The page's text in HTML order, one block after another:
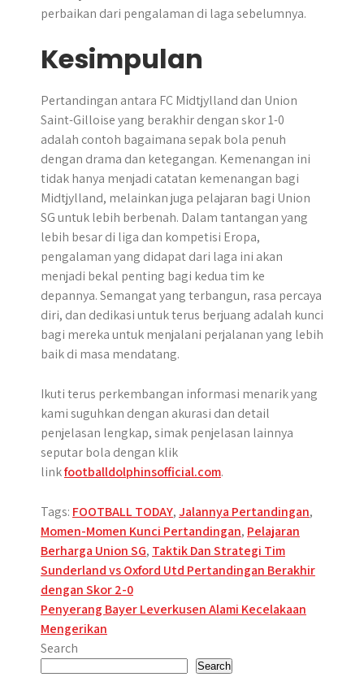
perbaikan dari pengalaman di laga sebelumnya.
Kesimpulan
Pertandingan antara FC Midtjylland dan Union
Saint-Gilloise yang berakhir dengan skor 1-0
adalah contoh bagaimana sepak bola penuh
dengan drama dan ketegangan. Kemenangan ini
tidak hanya menjadi catatan kemenangan bagi
Midtjylland, melainkan juga pelajaran bagi Union
SG untuk lebih berbenah. Dalam tantangan yang
lebih besar di liga dan kompetisi Eropa,
pengalaman yang didapat dari laga ini akan
menjadi bekal penting bagi kedua tim ke
depannya. Semangat yang terbangun, rasa percaya
diri, dan dedikasi untuk terus berjuang adalah kunci
bagi mereka untuk menjalani perjalanan yang lebih
baik di masa mendatang.
Ikuti terus perkembangan informasi menarik yang
kami suguhkan dengan akurasi dan detail
penjelasan lengkap, simak penjelasan lainnya
seputar bola dengan klik
linkfootballdolphinsofficial.com.
Tags: FOOTBALL TODAY,Jalannya Pertandingan,
Momen-Momen Kunci Pertandingan, Pelajaran
Berharga Union SG, Taktik Dan Strategi Tim
Post
navigation
Sunderland vs Oxford Utd Pertandingan Berakhir
dengan Skor 2-0
Penyerang Bayer Leverkusen Alami Kecelakaan
Mengerikan
Search
Search